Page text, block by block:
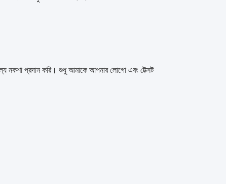
নকশা প্রদান করি। শুধু আমাকে আপনার লোগো এবং টেক্সট